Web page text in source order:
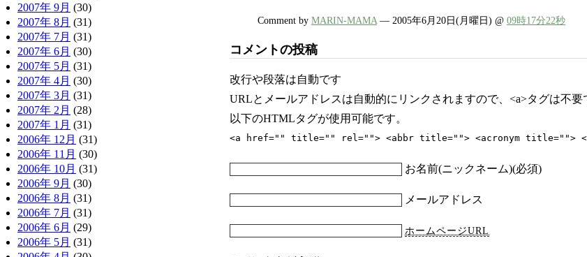
2007年 9月 (30)
2007年 8月 (31)
2007年 7月 (31)
2007年 6月 (30)
2007年 5月 (31)
2007年 4月 (30)
2007年 3月 (31)
2007年 2月 (28)
2007年 1月 (31)
2006年 12月 (31)
2006年 11月 (30)
2006年 10月 (31)
2006年 9月 (30)
2006年 8月 (31)
2006年 7月 (31)
2006年 6月 (29)
2006年 5月 (31)
Comment by MARIN-MAMA — 2005年6月20日(月曜日) @ 09時17分22秒
コメントの投稿
改行や段落は自動です
URLとメールアドレスは自動的にリンクされますので、<a>タグは不要
以下のHTMLタグが使用可能です。
<a href="" title="" rel=""> <abbr title=""> <acronym title="">
お名前(ニックネーム)(必須)
メールアドレス
ホームページURL